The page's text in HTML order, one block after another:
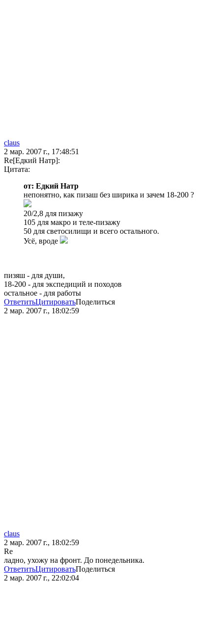
claus
2 мар. 2007 г., 17:48:51
Re[Едкий Натр]:
Цитата:
от: Едкий Натр
непонятно, как пизаш без ширика и зачем 18-200 ?
20/2,8 для пизажу
105 для макро и теле-пизажу
50 для светосилищи и всего остального.
Усё, вроде
пизяш - для души,
18-200 - для экспедиций и походов
остальное - для работы
ОтветитьЦитироватьПоделиться
2 мар. 2007 г., 18:02:59
claus
2 мар. 2007 г., 18:02:59
Re
ладно, ухожу на фронт. До понедельника.
ОтветитьЦитироватьПоделиться
2 мар. 2007 г., 22:02:04